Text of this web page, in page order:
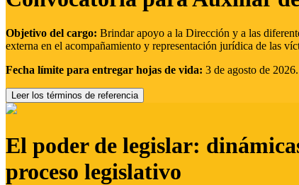
Objetivo del cargo: Brindar apoyo a la Dirección y a las
externa en el acompañamiento y representación jurídica de las
Fecha límite para entregar hojas de vida: 3 de agosto de 2026.
Leer los términos de referencia
El poder de legislar:
proceso legislativo